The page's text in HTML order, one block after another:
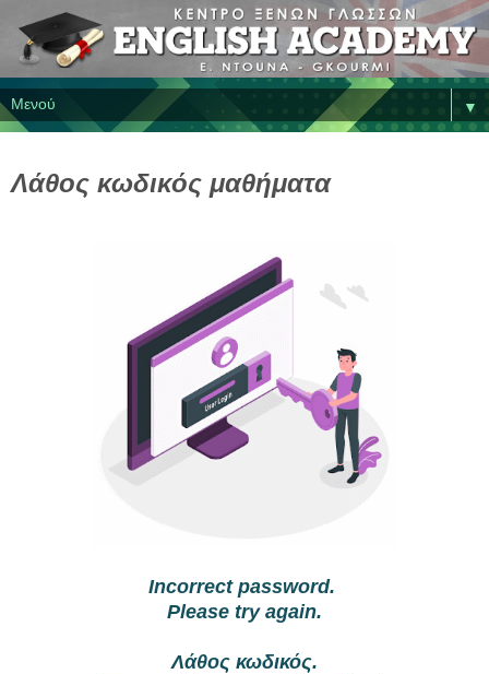
▼
Λάθος κωδικός μαθήματα
Incorrect password.
Please try again.
Λάθος κωδικός.